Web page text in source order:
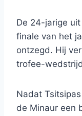
De 24-jarige
finale van het
ontzegd. Hij
trofee-
Nadat
de Minaur een